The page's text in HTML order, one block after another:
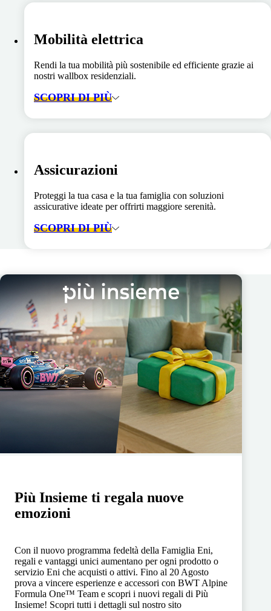
Mobilità elettrica
Rendi la tua mobilità più sostenibile ed efficiente grazie ai
nostri wallbox residenziali.
SCOPRI DI PIÙ
Assicurazioni
Proteggi la tua casa e la tua famiglia con soluzioni
assicurative ideate per offrirti maggiore serenità.
SCOPRI DI PIÙ
Più Insieme ti regala nuove
emozioni
Con il nuovo programma fedeltà della Famiglia Eni,
regali e vantaggi unici aumentano per ogni prodotto o
servizio Eni che acquisti o attivi. Fino al 20 Agosto
prova a vincere esperienze e accessori con BWT Alpine
Formula One™ Team e scopri i nuovi regali di Più
Insieme! Scopri tutti i dettagli sul nostro sito